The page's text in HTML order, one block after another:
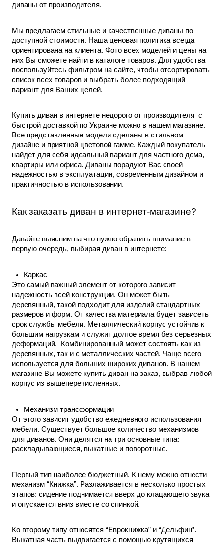
диваны от производителя.
Мы предлагаем стильные и качественные диваны по
доступной стоимости. Наша ценовая политика всегда
ориентирована на клиента. Фото всех моделей и цены на
них Вы сможете найти в каталоге товаров. Для удобства
воспользуйтесь фильтром на сайте, чтобы отсортировать
список всех товаров и выбрать более подходящий
вариант для Ваших целей.
Купить диван в интернете недорого от производителя с
быстрой доставкой по Украине можно в нашем магазине.
Все представленные модели сделаны в стильном
дизайне и приятной цветовой гамме. Каждый покупатель
найдет для себя идеальный вариант для частного дома,
квартиры или офиса. Диваны порадуют Вас своей
надежностью в эксплуатации, современным дизайном и
практичностью в использовании.
Как заказать диван в интернет-магазине?
Давайте выясним на что нужно обратить внимание в
первую очередь, выбирая диван в интернете:
Каркас
Это самый важный элемент от которого зависит
надежность всей конструкции. Он может быть
деревянный, такой подходит для изделий стандартных
размеров и форм. От качества материала будет зависеть
срок службы мебели. Металлический корпус устойчив к
большим нагрузкам и служит долгое время без серьезных
деформаций.  Комбинированный может состоять как из
деревянных, так и с металлических частей. Чаще всего
используется для больших широких диванов. В нашем
магазине Вы можете купить диван на заказ, выбрав любой
корпус из вышеперечисленных.
Механизм трансформации
От этого зависит удобство ежедневного использования
мебели. Существует большое количество механизмов
для диванов. Они делятся на три основные типа:
раскладывающиеся, выкатные и поворотные.
Первый тип наиболее бюджетный. К нему можно отнести
механизм “Книжка”. Разлаживается в несколько простых
этапов: сидение поднимается вверх до клацающего звука
и опускается вниз вместе со спинкой.
Ко второму типу относятся “Еврокнижка” и “Дельфин”.
Выкатная часть выдвигается с помощью крутящихся